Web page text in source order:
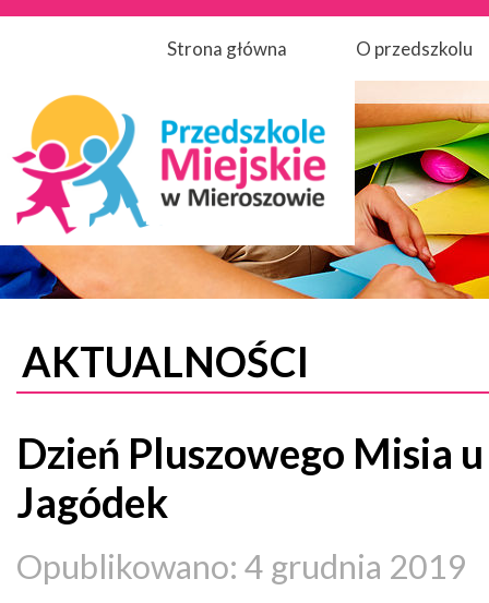
Strona główna O przedszkolu
AKTUALNOŚCI
Dzień Pluszowego Misia u
Jagódek
Opublikowano: 4 grudnia 2019